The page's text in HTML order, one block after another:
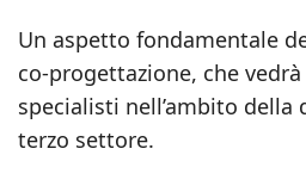
Un aspetto fondamentale
co-progettazione, che
specialisti nell’ambito
terzo settore.